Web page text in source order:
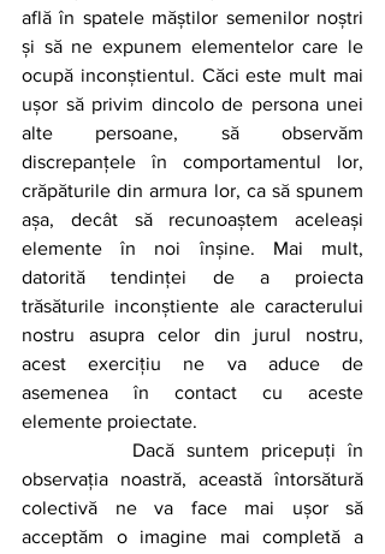
află în spatele măștilor semenilor noștri
și să ne expunem elementelor care le
ocupă inconștientul. Căci este mult mai
ușor să privim dincolo de persona unei
alte persoane, să observăm
discrepanțele în comportamentul lor,
crăpăturile din armura lor, ca să spunem
așa, decât să recunoaștem aceleași
elemente în noi înșine. Mai mult,
datorită tendinței de a proiecta
trăsăturile inconștiente ale caracterului
nostru asupra celor din jurul nostru,
acest exercițiu ne va aduce de
asemenea în contact cu aceste
elemente proiectate.
observația noastră, această întorsătură
colectivă ne va face mai ușor să
acceptăm o imagine mai completă a